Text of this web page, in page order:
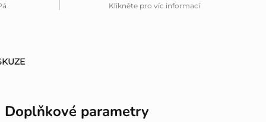
Klikněte pro víc informací
Doplňkové parametry